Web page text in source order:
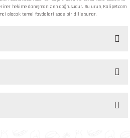
hekime danışmanız en doğrusudur. Bu urun, Kalipet.com
olacak temel faydalari sade bir dille sunar.